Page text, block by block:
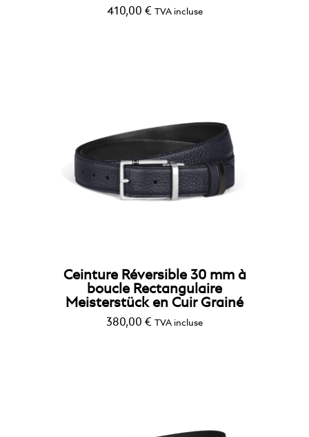
410,00 € TVA incluse
Ceinture Réversible 30 mm à
boucle Rectangulaire
Meisterstück en Cuir Grainé
380,00 € TVA incluse